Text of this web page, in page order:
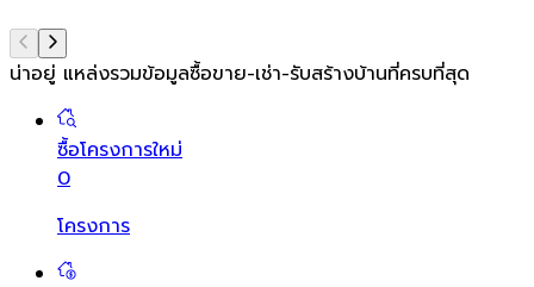
น่าอยู่ แหล่งรวมข้อมูลซื้อขาย-เช่า-รับสร้างบ้านที่ครบที่สุด
ซื้อโครงการใหม่
0
โครงการ